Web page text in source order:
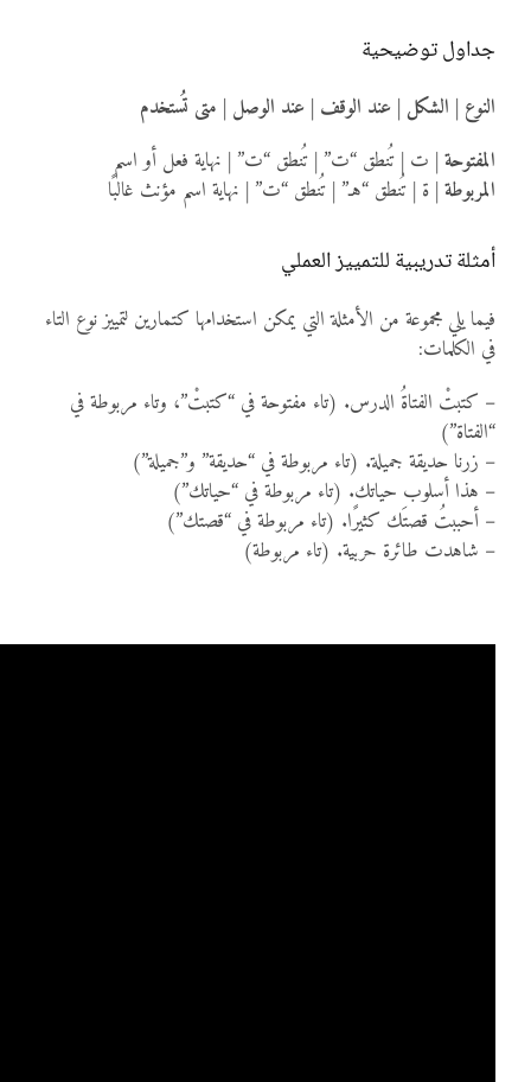
جداول توضيحية
النوع | الشكل | عند الوقف | عند الوصل | متى تُستخدم
المفتوحة| ت | تُنطق “ت” | تُنطق “ت” | نهاية فعل أو اسم
المربوطة| ة | تُنطق “هـ” | تُنطق “ت” | نهاية اسم مؤنث غالبًا
أمثلة تدريبية للتمييز العملي
فيما يلي مجموعة من الأمثلة التي يمكن استخدامها كتمارين لتمييز نوع التاء
في الكلمات:
– كتبتْ الفتاةُ الدرس. (تاء مفتوحة في “كتبتْ”، وتاء مربوطة في
“الفتاة”)
– زرنا حديقة جميلة. (تاء مربوطة في “حديقة” و”جميلة”)
– هذا أسلوب حياتك. (تاء مربوطة في “حياتك”)
– أحببتُ قصتَك كثيرًا. (تاء مربوطة في “قصتك”)
– شاهدت طائرة حربية. (تاء مربوطة)